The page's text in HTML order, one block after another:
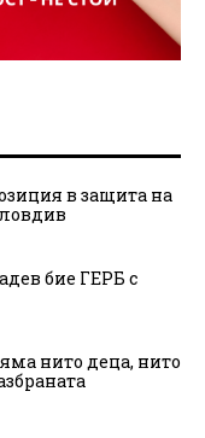
в защита на
бие ГЕРБ с
нито деца, нито